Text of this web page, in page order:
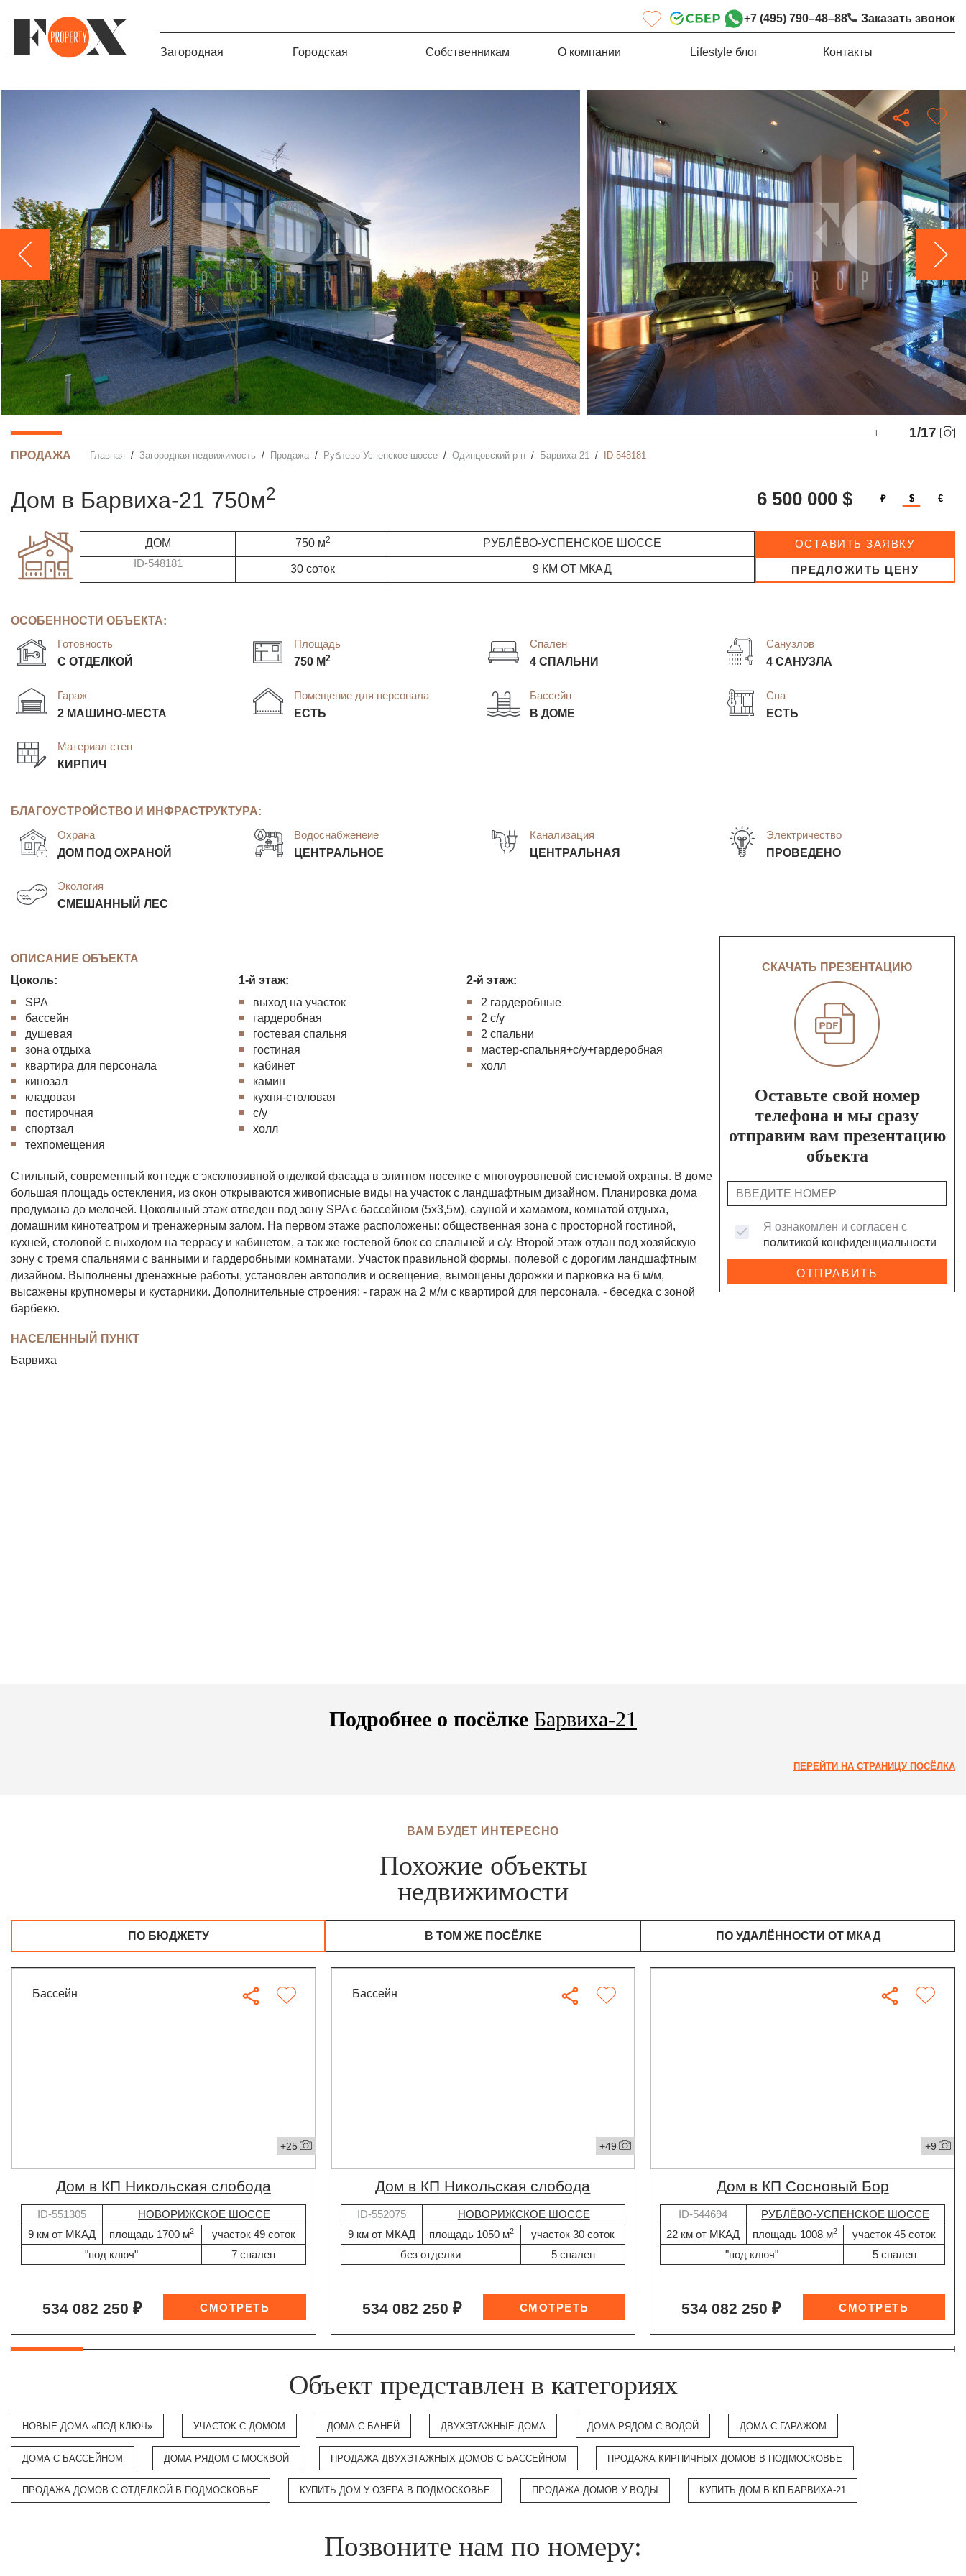
+7 (495) 790–48–88 Заказать звонок
Загородная Городская Собственникам О компании Lifestyle блог Контакты
1/17
ПРОДАЖА Главная Загородная недвижимость Продажа Рублево-Успенское шоссе Одинцовский р-н Барвиха-21 ID-548181
дом в Барвиха-21 750м2 6 500 000 $ ₽ $ €
ДОМ 750 м2 РУБЛЁВО-УСПЕНСКОЕ ШОССЕ
ID-548181 30 соток 9 КМ ОТ МКАД
ОСТАВИТЬ ЗАЯВКУ
ПРЕДЛОЖИТЬ ЦЕНУ
ОСОБЕННОСТИ ОБЪЕКТА:
Готовность
С ОТДЕЛКОЙ
Площадь
750 М2
Спален
4 СПАЛЬНИ
Санузлов
4 САНУЗЛА
Гараж
2 МАШИНО-МЕСТА
Помещение для персонала
ЕСТЬ
Бассейн
В ДОМЕ
Спа
ЕСТЬ
Материал стен
КИРПИЧ
БЛАГОУСТРОЙСТВО И ИНФРАСТРУКТУРА:
Охрана
ДОМ ПОД ОХРАНОЙ
Водоснабженеие
ЦЕНТРАЛЬНОЕ
Канализация
ЦЕНТРАЛЬНАЯ
Электричество
ПРОВЕДЕНО
Экология
СМЕШАННЫЙ ЛЕС
ОПИСАНИЕ ОБЪЕКТА
Цоколь:
SPA
бассейн
душевая
зона отдыха
квартира для персонала
кинозал
кладовая
постирочная
спортзал
техпомещения
1-й этаж:
выход на участок
гардеробная
гостевая спальня
гостиная
кабинет
камин
кухня-столовая
с/у
холл
2-й этаж:
2 гардеробные
2 с/у
2 спальни
мастер-спальня+с/у+гардеробная
холл
Стильный, современный коттедж с эксклюзивной отделкой фасада в элитном поселке с многоуровневой системой охраны. В доме
большая площадь остекления, из окон открываются живописные виды на участок с ландшафтным дизайном. Планировка дома
продумана до мелочей. Цокольный этаж отведен под зону SPA с бассейном (5х3,5м), сауной и хамамом, комнатой отдыха,
домашним кинотеатром и тренажерным залом. На первом этаже расположены: общественная зона с просторной гостиной,
кухней, столовой с выходом на террасу и кабинетом, а так же гостевой блок со спальней и с/у. Второй этаж отдан под хозяйскую
зону с тремя спальнями с ванными и гардеробными комнатами. Участок правильной формы, полевой с дорогим ландшафтным
дизайном. Выполнены дренажные работы, установлен автополив и освещение, вымощены дорожки и парковка на 6 м/м,
высажены крупномеры и кустарники. Дополнительные строения: - гараж на 2 м/м с квартирой для персонала, - беседка с зоной
барбекю.
НАСЕЛЕННЫЙ ПУНКТ
Барвиха
СКАЧАТЬ ПРЕЗЕНТАЦИЮ
Оставьте свой номер
телефона и мы сразу
отправим вам презентацию
объекта
Я ознакомлен и согласен с
политикой конфиденциальности
ОТПРАВИТЬ
Подробнее о посёлке Барвиха-21
ПЕРЕЙТИ НА СТРАНИЦУ ПОСЁЛКА
ВАМ БУДЕТ ИНТЕРЕСНО
Похожие объекты
недвижимости
ПО БЮДЖЕТУ В ТОМ ЖЕ ПОСЁЛКЕ ПО УДАЛЁННОСТИ ОТ МКАД
бассейн
+25
дом в КП Никольская слобода
ID-551305
НОВОРИЖСКОЕ ШОССЕ
9 км от МКАД
площадь 1700 м2
участок 49 соток
"под ключ"
7 спален
534 082 250 ₽
бассейн
+49
дом в КП Никольская слобода
ID-552075
НОВОРИЖСКОЕ ШОССЕ
9 км от МКАД
площадь 1050 м2
участок 30 соток
без отделки
5 спален
534 082 250 ₽
+9
дом в КП Сосновый Бор
ID-544694
РУБЛЁВО-УСПЕНСКОЕ ШОССЕ
22 км от МКАД
площадь 1008 м2
участок 45 соток
"под ключ"
5 спален
534 082 250 ₽
Объект представлен в категориях
НОВЫЕ ДОМА «ПОД КЛЮЧ» УЧАСТОК С ДОМОМ ДОМА С БАНЕЙ ДВУХЭТАЖНЫЕ ДОМА ДОМА РЯДОМ С ВОДОЙ ДОМА С ГАРАЖОМ
ДОМА С БАССЕЙНОМ ДОМА РЯДОМ С МОСКВОЙ ПРОДАЖА ДВУХЭТАЖНЫХ ДОМОВ С БАССЕЙНОМ ПРОДАЖА КИРПИЧНЫХ ДОМОВ В ПОДМОСКОВЬЕ
ПРОДАЖА ДОМОВ С ОТДЕЛКОЙ В ПОДМОСКОВЬЕ КУПИТЬ ДОМ У ОЗЕРА В ПОДМОСКОВЬЕ ПРОДАЖА ДОМОВ У ВОДЫ КУПИТЬ ДОМ В КП БАРВИХА-21
Позвоните нам по номеру: